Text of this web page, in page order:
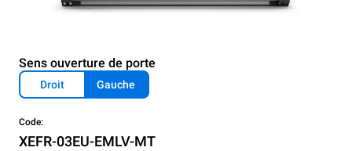
Sens ouverture de porte
Droit Gauche
Code:
XEFR-03EU-EMLV-MT